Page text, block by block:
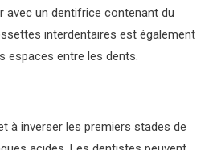
avec un dentifrice contenant du
interdentaires est également
espaces entre les dents.
à inverser les premiers stades de